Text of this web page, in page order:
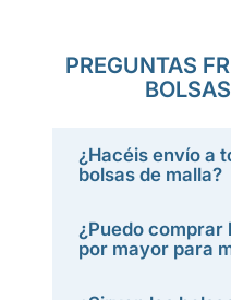
PREGUNTAS
¿Hacéis envío a
bolsas de malla?
¿Puedo comprar
por mayor para